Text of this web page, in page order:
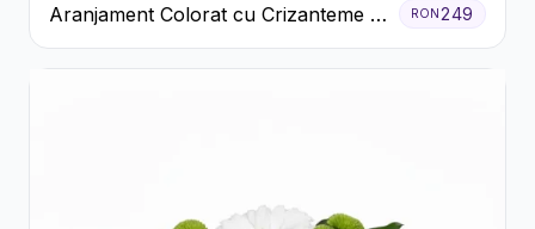
Aranjament Colorat cu Crizanteme în
Cutie Rustică
RON 249